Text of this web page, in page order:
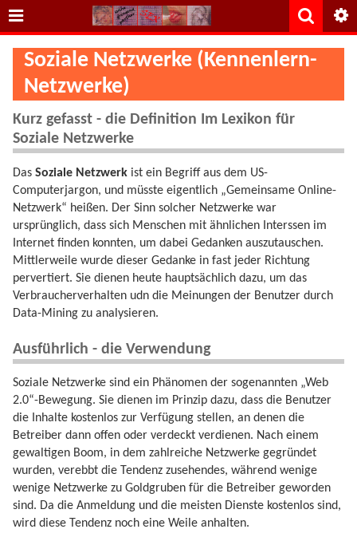
Soziale Netzwerke (Kennenlern-
Netzwerke)
Kurz gefasst - die Definition Im Lexikon für
Soziale Netzwerke
Das Soziale Netzwerk ist ein Begriff aus dem US-
Computerjargon, und müsste eigentlich „Gemeinsame Online-
Netzwerk“ heißen. Der Sinn solcher Netzwerke war
ursprünglich, dass sich Menschen mit ähnlichen Interssen im
Internet finden konnten, um dabei Gedanken auszutauschen.
Mittlerweile wurde dieser Gedanke in fast jeder Richtung
pervertiert. Sie dienen heute hauptsächlich dazu, um das
Verbraucherverhalten udn die Meinungen der Benutzer durch
Data-Mining zu analysieren.
Ausführlich - die Verwendung
Soziale Netzwerke sind ein Phänomen der sogenannten „Web
2.0“-Bewegung. Sie dienen im Prinzip dazu, dass die Benutzer
die Inhalte kostenlos zur Verfügung stellen, an denen die
Betreiber dann offen oder verdeckt verdienen. Nach einem
gewaltigen Boom, in dem zahlreiche Netzwerke gegründet
wurden, verebbt die Tendenz zusehendes, während wenige
wenige Netzwerke zu Goldgruben für die Betreiber geworden
sind. Da die Anmeldung und die meisten Dienste kostenlos sind,
wird diese Tendenz noch eine Weile anhalten.